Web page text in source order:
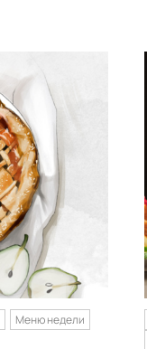
Меню недели